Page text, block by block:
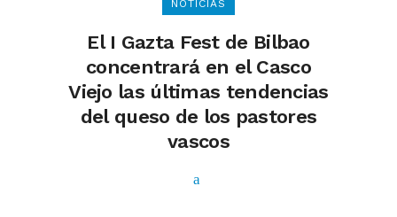
NOTICIAS
El I Gazta Fest de Bilbao
concentrará en el Casco
Viejo las últimas tendencias
del queso de los pastores
vascos